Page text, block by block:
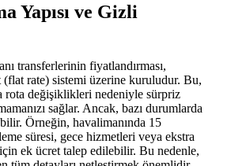
Yapısı ve Gizli
transferlerinin fiyatlandırması,
(flat rate) sistemi üzerine kuruludur. Bu,
rota değişiklikleri nedeniyle sürpriz
sağlar. Ancak, bazı durumlarda
Örneğin, havalimanında 15
süresi, gece hizmetleri veya ekstra
ek ücret talep edilebilir. Bu nedenle,